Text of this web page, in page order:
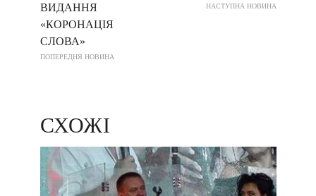
ВИДАННЯ
«КОРОНАЦІЯ
СЛОВА»
ПОПЕРЕДНЯ НОВИНА
НАСТУПНА НОВИНА
СХОЖІ